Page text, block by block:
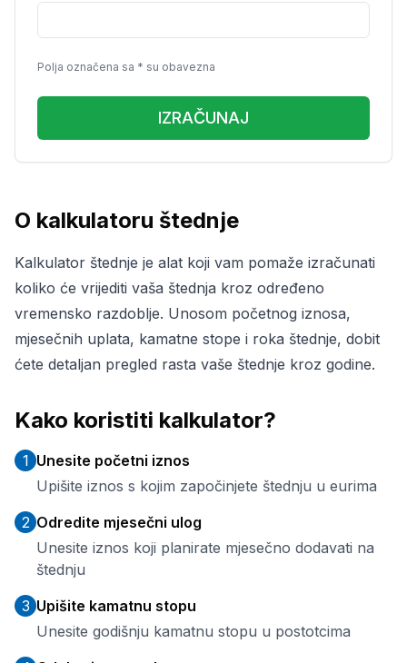
Polja označena sa * su obavezna
IZRAČUNAJ
O kalkulatoru štednje
Kalkulator štednje je alat koji vam pomaže izračunati
koliko će vrijediti vaša štednja kroz određeno
vremensko razdoblje. Unosom početnog iznosa,
mjesečnih uplata, kamatne stope i roka štednje, dobit
ćete detaljan pregled rasta vaše štednje kroz godine.
Kako koristiti kalkulator?
1 Unesite početni iznos
Upišite iznos s kojim započinjete štednju u eurima
2 Odredite mjesečni ulog
Unesite iznos koji planirate mjesečno dodavati na
štednju
3 Upišite kamatnu stopu
Unesite godišnju kamatnu stopu u postotcima